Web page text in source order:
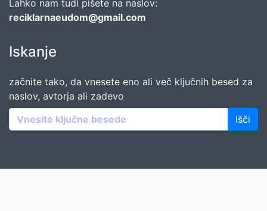
Lahko nam tudi pišete na naslov:
reciklarnaeudom@gmail.com
Iskanje
začnite tako, da vnesete eno ali več ključnih besed za
naslov, avtorja ali zadevo
Išči